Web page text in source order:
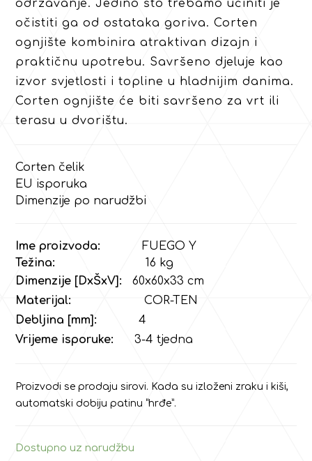
održavanje. Jedino što trebamo učiniti je
očistiti ga od ostataka goriva. Corten
ognjište kombinira atraktivan dizajn i
praktičnu upotrebu. Savršeno djeluje kao
izvor svjetlosti i topline u hladnijim danima.
Corten ognjište će biti savršeno za vrt ili
terasu u dvorištu.
Corten čelik
EU isporuka
Dimenzije po narudžbi
Ime proizvoda:
FUEGO Y
Težina:
16 kg
Dimenzije [DxŠxV]:
60x60x33 cm
Materijal:
COR-TEN
Debljina [mm]:
4
Vrijeme isporuke:
3-4 tjedna
Proizvodi se prodaju sirovi. Kada su izloženi zraku i kiši,
automatski dobiju patinu “hrđe”.
Dostupno uz narudžbu